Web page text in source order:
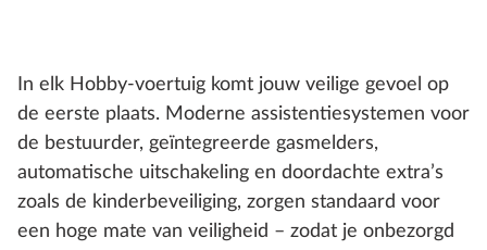
In elk Hobby-voertuig komt jouw veilige gevoel op
de eerste plaats. Moderne assistentiesystemen voor
de bestuurder, geïntegreerde gasmelders,
automatische uitschakeling en doordachte extra’s
zoals de kinderbeveiliging, zorgen standaard voor
een hoge mate van veiligheid – zodat je onbezorgd